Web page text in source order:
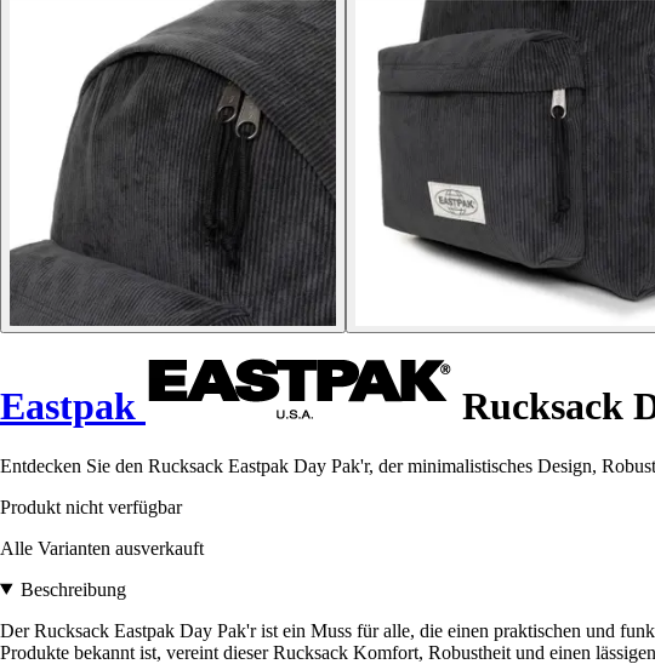
Eastpak Rucksack
Entdecken Sie den Rucksack Eastpak Day Pak'r, der minimalistisches Design,
Produkt nicht verfügbar
Alle Varianten ausverkauft
Beschreibung
Der Rucksack Eastpak Day Pak'r ist ein Muss für alle, die einen praktischen und
Produkte bekannt ist, vereint dieser Rucksack Komfort, Robustheit und einen